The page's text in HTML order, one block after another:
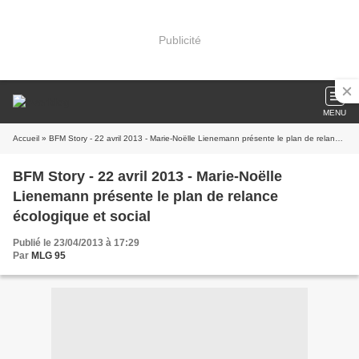
Publicité
MENU
Accueil » BFM Story - 22 avril 2013 - Marie-Noëlle Lienemann présente le plan de relance écologique et social
BFM Story - 22 avril 2013 - Marie-Noëlle
Lienemann présente le plan de relance
écologique et social
Publié le 23/04/2013 à 17:29
Par MLG 95